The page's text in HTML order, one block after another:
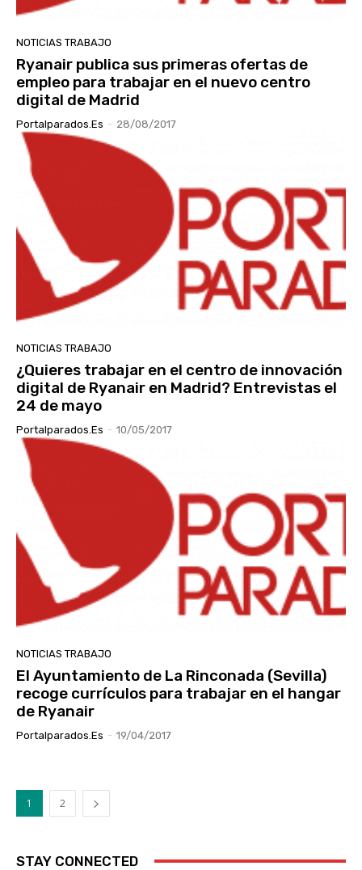
NOTICIAS TRABAJO
Ryanair publica sus primeras ofertas de
empleo para trabajar en el nuevo centro
digital de Madrid
Portalparados.es - 28/08/2017
NOTICIAS TRABAJO
¿Quieres trabajar en el centro de innovación
digital de Ryanair en Madrid? Entrevistas el
24 de mayo
Portalparados.es - 10/05/2017
NOTICIAS TRABAJO
El Ayuntamiento de La Rinconada (Sevilla)
recoge currículos para trabajar en el hangar
de Ryanair
Portalparados.es - 19/04/2017
1 2
STAY CONNECTED